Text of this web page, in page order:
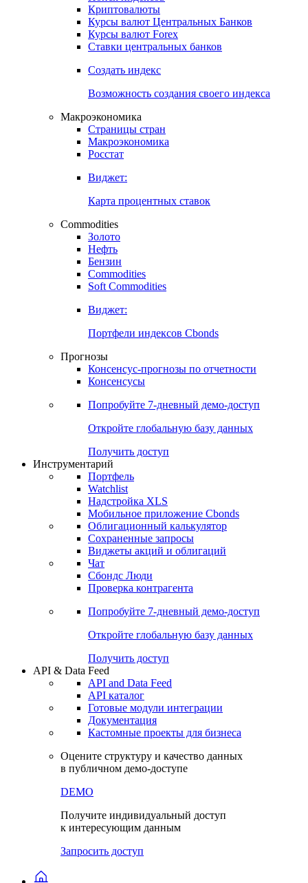
Получить доступ
Индикаторы рынка
Поиск индексов
Курсы валют Центральных Банков
Ставки центральных банков
Создать индекс
Возможность создания своего индекса
Страницы стран
Росстат
Виджет:
Карта процентных ставок
Commodities
Золото
Бензин
Soft Commodities
Виджет:
Портфели индексов Cbonds
Прогнозы
Консенсусы
Попробуйте7-дневный
Откройте глобальную базу данных
Получить доступ
Инструментарий
Портфель
Watchlist
Надстройка XLS
Мобильное приложение Cbonds
Облигационный калькулятор
Сохраненные запросы
Чат
Проверка контрагента
Попробуйте7-дневный
Откройте глобальную базу данных
Получить доступ
API & Data Feed
API and Data Feed
Готовые модули интеграции
Документация
в публичном демо-доступе